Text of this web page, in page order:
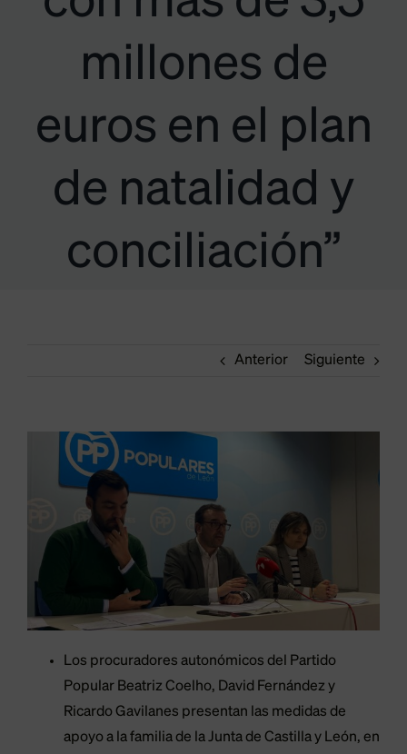
millones de
euros en el plan
de natalidad y
conciliación”
Anterior Siguiente
Los procuradores autonómicos del Partido
Popular Beatriz Coelho, David Fernández y
Ricardo Gavilanes presentan las medidas de
apoyo a la familia de la Junta de Castilla y León, en